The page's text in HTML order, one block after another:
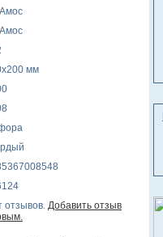
мм
отзывов. Добавить отзыв